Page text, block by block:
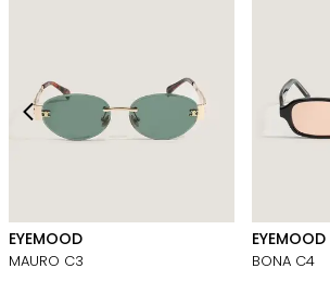
EYEMOOD
MAURO C3
EYEMOOD
BONA C4